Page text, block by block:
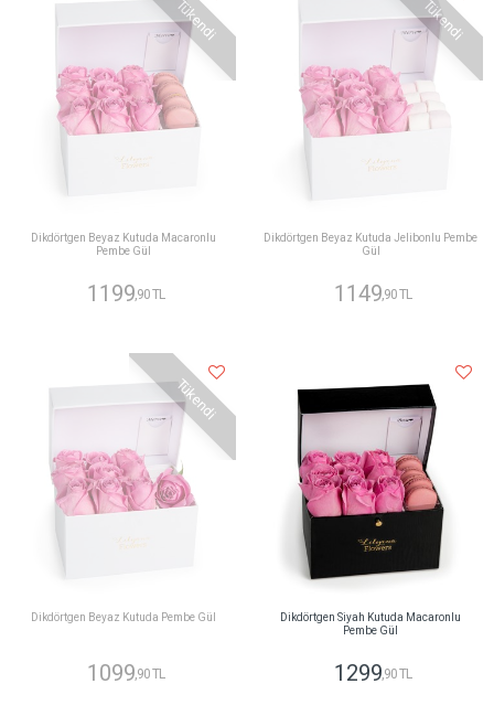
Tükendi
Dikdörtgen Beyaz Kutuda Macaronlu
Pembe Gül
1199,90 TL
Tükendi
Dikdörtgen Beyaz Kutuda Jelibonlu Pembe
Gül
1149,90 TL
Tükendi
Dikdörtgen Beyaz Kutuda Pembe Gül
1099,90 TL
Dikdörtgen Siyah Kutuda Macaronlu
Pembe Gül
1299,90 TL